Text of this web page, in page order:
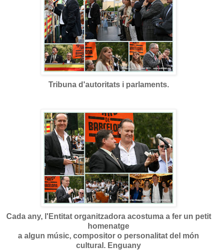
Tribuna d'autoritats i parlaments.
Cada any, l'Entitat organitzadora acostuma a fer un petit
homenatge
a algun músic, compositor o personalitat del món
cultural. Enguany